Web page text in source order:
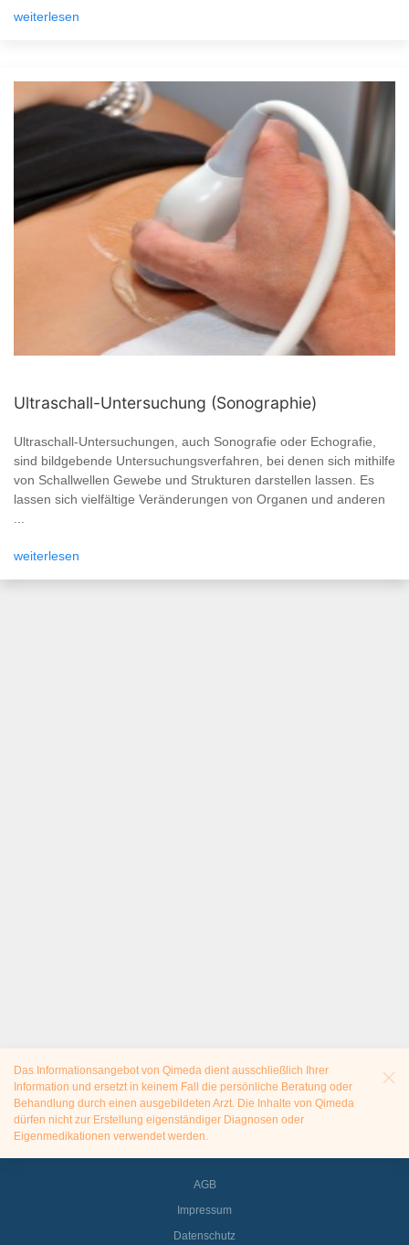
weiterlesen
Ultraschall-Untersuchung (Sonographie)
Ultraschall-Untersuchungen, auch Sonografie oder Echografie,
sind bildgebende Untersuchungsverfahren, bei denen sich mithilfe
von Schallwellen Gewebe und Strukturen darstellen lassen. Es
lassen sich vielfältige Veränderungen von Organen und anderen
...
weiterlesen
Das Informationsangebot von Qimeda dient ausschließlich Ihrer
Information und ersetzt in keinem Fall die persönliche Beratung oder
Behandlung durch einen ausgebildeten Arzt. Die Inhalte von Qimeda
dürfen nicht zur Erstellung eigenständiger Diagnosen oder
Eigenmedikationen verwendet werden.
AGB
Impressum
Datenschutz